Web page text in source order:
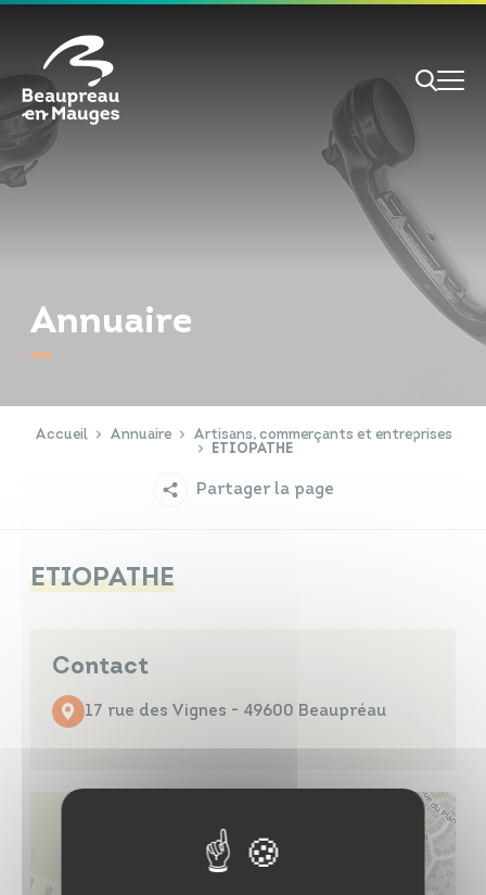
RECHERCHE
Annuaire
Accueil Annuaire
Artisans, commerçants et entreprises
ETIOPATHE
Partager la page
ETIOPATHE
Contact
17 rue des Vignes - 49600 Beaupréau
Annuaires
Cookies management panel